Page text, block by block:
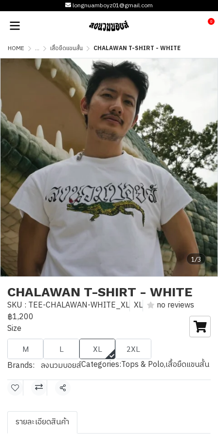
longnuamboyz01@gmail.com
0
HOME ... เสื้อยืดแขนสั้น CHALAWAN T-SHIRT - WHITE
1/3
CHALAWAN T-SHIRT - WHITE
SKU : TEE-CHALAWAN-WHITE_XL XL
no reviews
฿1,200
Size
M L XL 2XL
Brands: ลงนวมบอยส์Categories:Tops & Polo,เสื้อยืดแขนสั้น
Share
รายละเอียดสินค้า